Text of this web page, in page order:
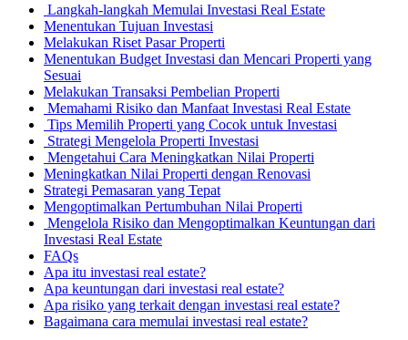
Langkah-langkah Memulai Investasi Real Estate
Menentukan Tujuan Investasi
Melakukan Riset Pasar Properti
Menentukan Budget Investasi dan Mencari Properti yang
Sesuai
Melakukan Transaksi Pembelian Properti
Memahami Risiko dan Manfaat Investasi Real Estate
Tips Memilih Properti yang Cocok untuk Investasi
Strategi Mengelola Properti Investasi
Mengetahui Cara Meningkatkan Nilai Properti
Meningkatkan Nilai Properti dengan Renovasi
Strategi Pemasaran yang Tepat
Mengoptimalkan Pertumbuhan Nilai Properti
Mengelola Risiko dan Mengoptimalkan Keuntungan dari
Investasi Real Estate
FAQs
Apa itu investasi real estate?
Apa keuntungan dari investasi real estate?
Apa risiko yang terkait dengan investasi real estate?
Bagaimana cara memulai investasi real estate?